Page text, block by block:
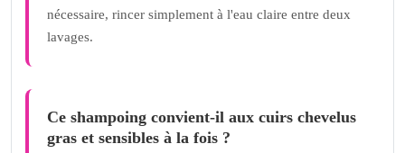
nécessaire, rincer simplement à l'eau claire entre deux
lavages.
Ce shampoing convient-il aux cuirs chevelus
gras et sensibles à la fois ?